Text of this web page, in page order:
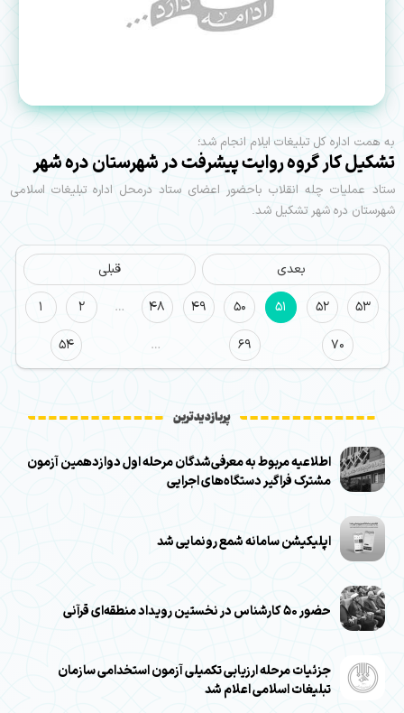
به همت اداره کل تبلیغات ایلام انجام شد؛
تشکیل کار گروه روایت پیشرفت در شهرستان دره شهر
ستاد عملیات چله انقلاب باحضور اعضای ستاد درمحل اداره تبلیغات اسلامی
شهرستان دره شهر تشکیل شد.
قبلی
بعدی
1
2 … 48 49 50 51 52
53
54
… 69 70
پربازدیدترین
اطلاعیه مربوط به معرفی‌شدگان مرحله اول دوازدهمین آزمون
مشترک فراگیر دستگاه‌های اجرایی
اپلیکیشن سامانه شمع رونمایی شد
حضور ۵۰ کارشناس در نخستین رویداد منطقه‌ای قرآنی
جزئیات مرحله ارزیابی تکمیلی آزمون استخدامی سازمان
تبلیغات اسلامی اعلام شد